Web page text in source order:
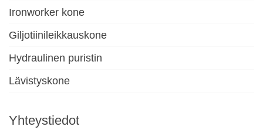
Ironworker kone
Giljotiinileikkauskone
Hydraulinen puristin
Lävistyskone
Yhteystiedot